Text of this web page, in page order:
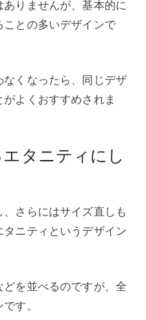
りませんが、基本的に
との多いデザインで
くなったら、同じデザ
よくおすすめされま
タニティにし
さらにはサイズ直しも
ニティというデザイン
を並べるのですが、全
す。